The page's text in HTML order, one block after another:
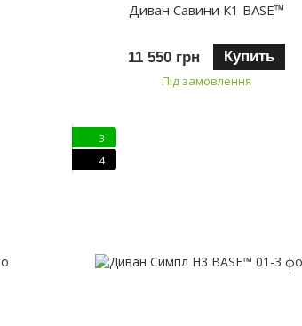
Диван Савини К1 BASE™
11 550 грн Купить
Під замовлення
3
4